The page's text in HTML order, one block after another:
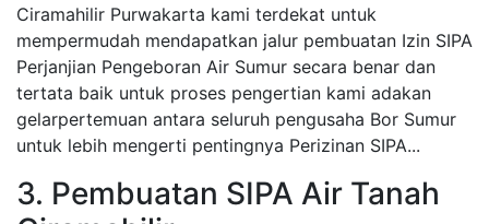
Ciramahilir Purwakarta kami terdekat untuk
mempermudah mendapatkan jalur pembuatan Izin SIPA
Perjanjian Pengeboran Air Sumur secara benar dan
tertata baik untuk proses pengertian kami adakan
gelarpertemuan antara seluruh pengusaha Bor Sumur
untuk lebih mengerti pentingnya Perizinan SIPA...
3. Pembuatan SIPA Air Tanah